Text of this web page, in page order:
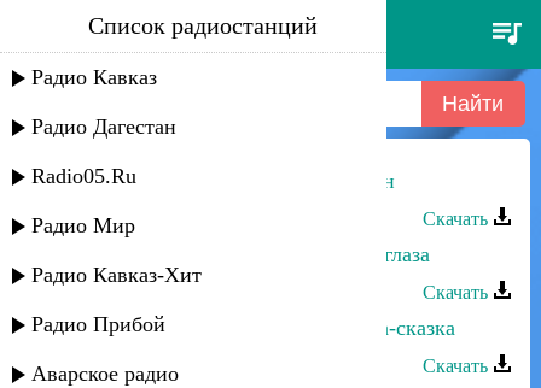
рейсан магомедкеримов - ай, да
оп
Список радиостанций
Радио Кавказ
Радио Дагестан
Radio05.Ru
Радио Мир
Радио Кавказ-Хит
Радио Прибой
Аварское радио
Рейсан Магомедкеримов - Дагестан
Скачать
Рейсан Магомедкеримов - Милые глаза
Скачать
Рейсан Магомедкеримов - Девочка-сказка
Скачать